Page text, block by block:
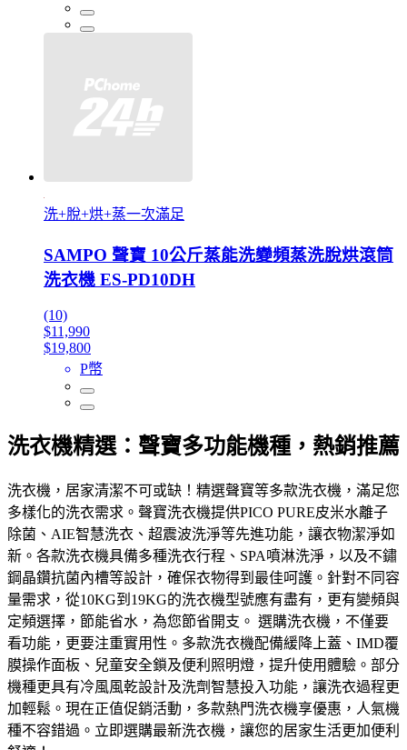
洗+脫+烘+蒸一次滿足
SAMPO 聲寶 10公斤蒸能洗變頻蒸洗脫烘滾筒
洗衣機 ES-PD10DH
(10)
$11,990
$19,800
P幣
洗衣機精選：聲寶多功能機種，熱銷推薦
洗衣機，居家清潔不可或缺！精選聲寶等多款洗衣機，滿足您
多樣化的洗衣需求。聲寶洗衣機提供PICO PURE皮米水離子
除菌、AIE智慧洗衣、超震波洗淨等先進功能，讓衣物潔淨如
新。各款洗衣機具備多種洗衣行程、SPA噴淋洗淨，以及不鏽
鋼晶鑽抗菌內槽等設計，確保衣物得到最佳呵護。針對不同容
量需求，從10KG到19KG的洗衣機型號應有盡有，更有變頻與
定頻選擇，節能省水，為您節省開支。 選購洗衣機，不僅要
看功能，更要注重實用性。多款洗衣機配備緩降上蓋、IMD覆
膜操作面板、兒童安全鎖及便利照明燈，提升使用體驗。部分
機種更具有冷風風乾設計及洗劑智慧投入功能，讓洗衣過程更
加輕鬆。現在正值促銷活動，多款熱門洗衣機享優惠，人氣機
種不容錯過。立即選購最新洗衣機，讓您的居家生活更加便利